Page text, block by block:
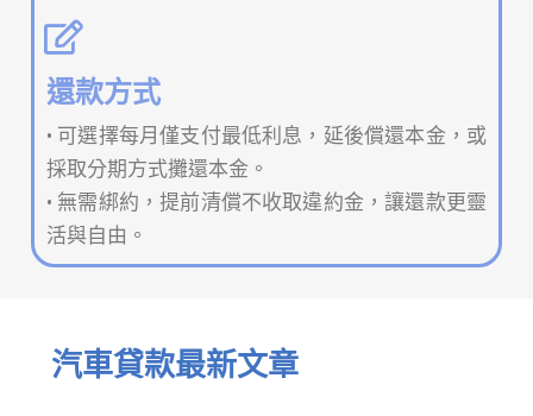
還款方式
• 可選擇每月僅支付最低利息，延後償還本金，或
採取分期方式攤還本金。
• 無需綁約，提前清償不收取違約金，讓還款更靈
活與自由。
汽車貸款最新文章